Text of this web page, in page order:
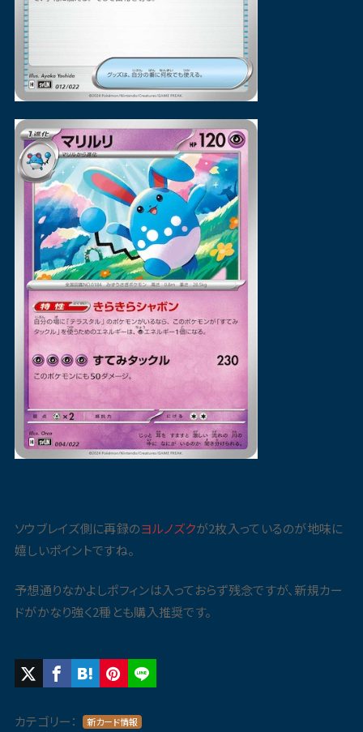
ソウブレイズ側に再録のヨルノズクが2枚入っているのが地味に
嬉しいポイントですね。
予想通りなかよしポフィンは入っておらず残念ですが、新規カー
ドがかなり強く2種とも購入推奨です。
カテゴリー： 新カード情報